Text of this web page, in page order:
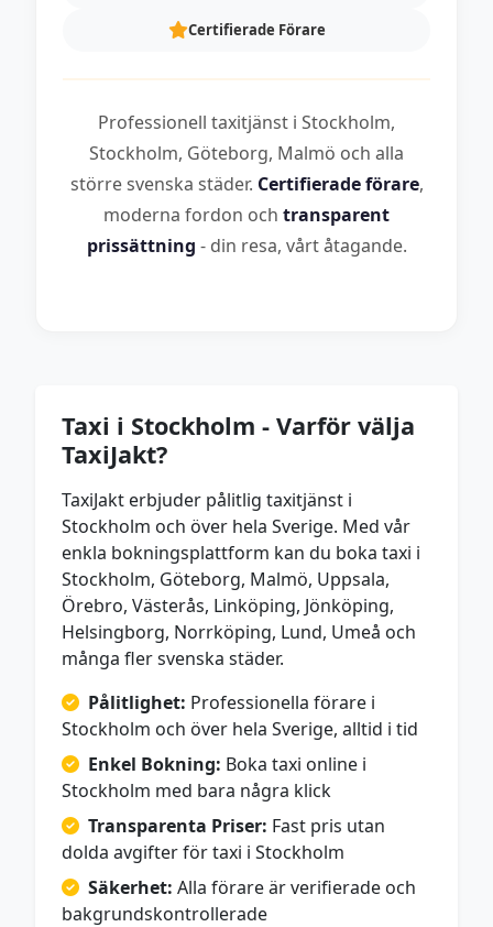
Certifierade Förare
Professionell taxitjänst i Stockholm,
Stockholm, Göteborg, Malmö och alla
större svenska städer. Certifierade förare,
moderna fordon och transparent
prissättning - din resa, vårt åtagande.
Taxi i Stockholm - Varför välja
TaxiJakt?
TaxiJakt erbjuder pålitlig taxitjänst i
Stockholm och över hela Sverige. Med vår
enkla bokningsplattform kan du boka taxi i
Stockholm, Göteborg, Malmö, Uppsala,
Örebro, Västerås, Linköping, Jönköping,
Helsingborg, Norrköping, Lund, Umeå och
många fler svenska städer.
Pålitlighet: Professionella förare i
Stockholm och över hela Sverige, alltid i tid
Enkel Bokning: Boka taxi online i
Stockholm med bara några klick
Transparenta Priser: Fast pris utan
dolda avgifter för taxi i Stockholm
Säkerhet: Alla förare är verifierade och
bakgrundskontrollerade